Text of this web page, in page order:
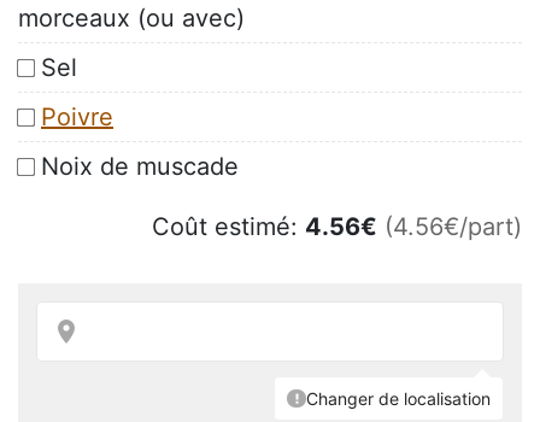
morceaux (ou avec)
Sel
Poivre
Noix de muscade
Coût estimé: 4.56€ (4.56€/part)